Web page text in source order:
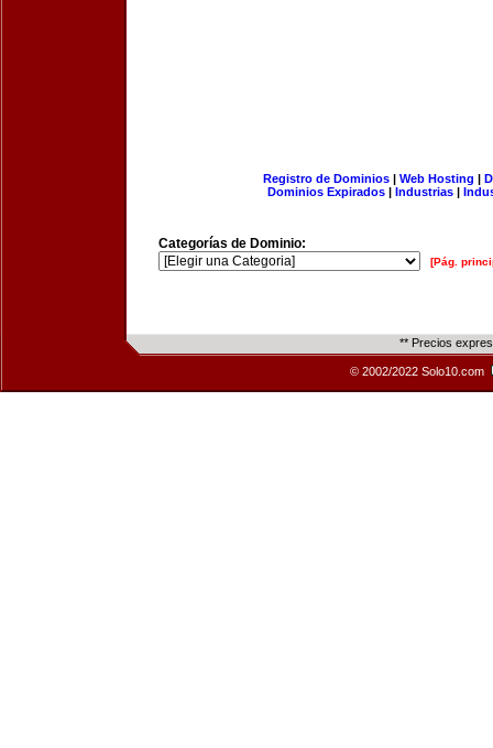
Registro de Dominios| Web Hosting |
Dominios Expirados | Industrias |
Categorías de Dominio:
[Pág.
** Precios
© 2002/2022 Solo10.com